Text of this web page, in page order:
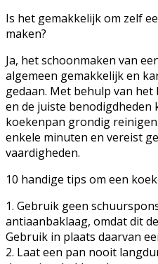
Is het gemakkelijk om zelf
maken?
Ja, het schoonmaken van
algemeen gemakkelijk en
gedaan. Met behulp van
en de juiste benodigdheden
koekenpan grondig
enkele minuten en vereist
vaardigheden.
10 handige tips om een
1. Gebruik geen
antiaanbaklaag, omdat dit
Gebruik in plaats daarvan
2. Laat een pan nooit